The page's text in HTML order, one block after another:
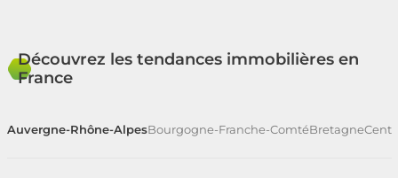
Découvrez les tendances immobilières en
France
Auvergne-Rhône-AlpesBourgogne-Franche-ComtéBretagne